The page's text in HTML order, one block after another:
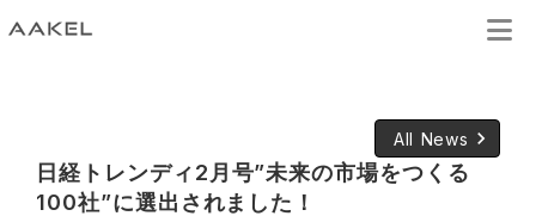
All News keyboard_arrow_right
日経トレンディ2月号”未来の市場をつくる
100社”に選出されました！